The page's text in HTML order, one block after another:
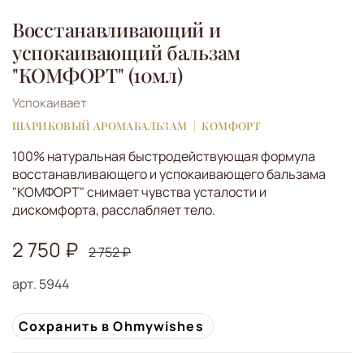
арт. 5944
Восстанавливающий и
успокаивающий бальзам
"КОМФОРТ" (10мл)
2 750 ₽ 2 752 ₽
Сохранить в Ohmywishes
Успокаивает
ШАРИКОВЫЙ АРОМАБАЛЬЗАМ КОМФОРТ
100% натуральная быстродействующая формула
восстанавливающего и успокаивающего бальзама
"КОМФОРТ" снимает чувства усталости и
дискомфорта, расслабляет тело.